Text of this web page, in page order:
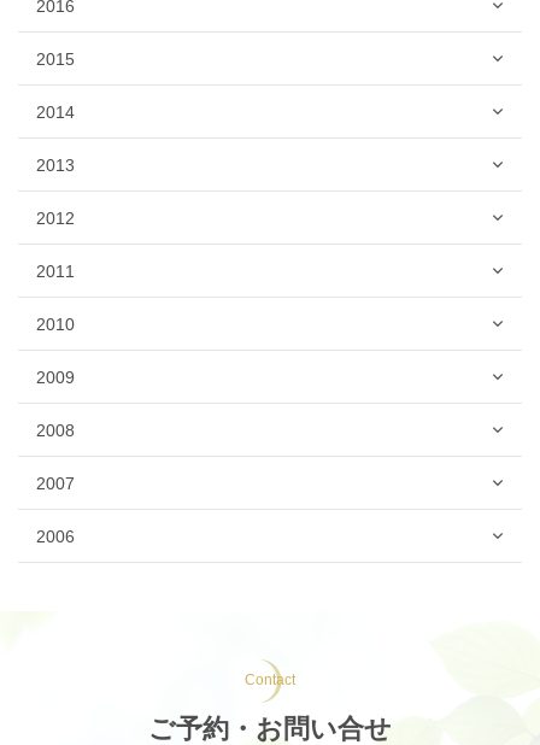
2016
2015
2014
2013
2012
2011
2010
2009
2008
2007
2006
Contact
ご予約・お問い合せ